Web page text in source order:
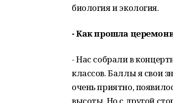
биология и экология.
- Как прошла
- Нас собрали в
классов. Баллы я свои
очень приятно,